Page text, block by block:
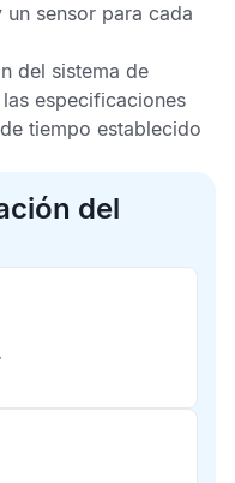
sensor para cada
del sistema de
especificaciones
tiempo establecido
del